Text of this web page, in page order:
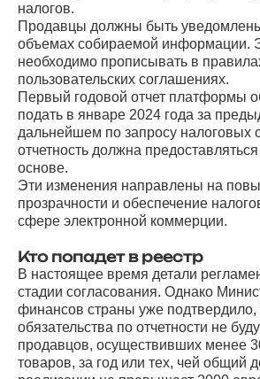
налогов.
Продавцы должны быть
объемах собираемой информации.
необходимо прописывать в
пользовательских соглашениях.
Первый годовой отчет платформы
подать в январе 2024 года за
дальнейшем по запросу налоговых
отчетность должна
основе.
Эти изменения направлены на
прозрачности и обеспечение
сфере электронной коммерции.
Кто попадет в реестр
В настоящее время детали
стадии согласования. Однако
финансов страны уже подтвердило,
обязательства по отчетности не
продавцов, осуществивших менее
товаров, за год или тех, чей общий